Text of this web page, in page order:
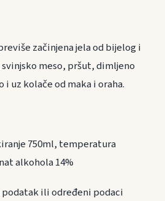
začinjena jela od bijelog i
meso, pršut, dimljeno
uz kolače od maka i oraha.
750ml, temperatura
alkohola 14%
ili određeni podaci